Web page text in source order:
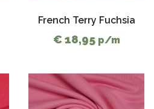
French Terry Fuchsia
€ 18,95 p/m